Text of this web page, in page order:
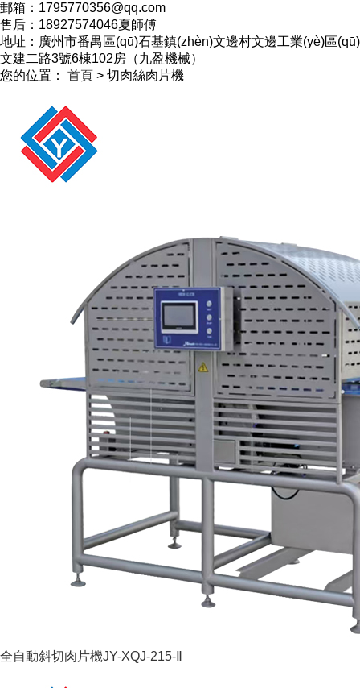
郵箱：1795770356@qq.com
售后：18927574046夏師傅
地址：廣州市番禺區(qū)石基鎮(zhèn)文邊村文邊工業(yè)區(qū)
文建二路3號6棟102房（九盈機械）
您的位置： 首頁 > 切肉絲肉片機
全自動斜切肉片機JY-XQJ-215-Ⅱ